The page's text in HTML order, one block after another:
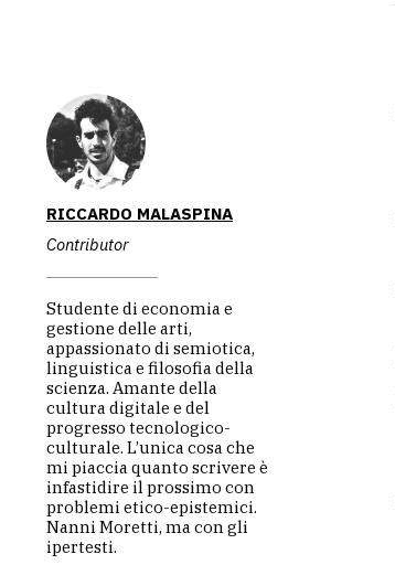
RICCARDO MALASPINA
Contributor
Studente di economia e
gestione delle arti,
appassionato di semiotica,
linguistica e filosofia della
scienza. Amante della
cultura digitale e del
progresso tecnologico-
culturale. L’unica cosa che
mi piaccia quanto scrivere è
infastidire il prossimo con
problemi etico-epistemici.
Nanni Moretti, ma con gli
ipertesti.